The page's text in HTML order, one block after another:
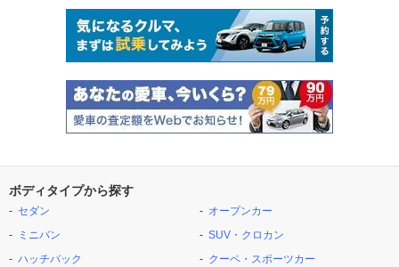
ボディタイプから探す
セダン
ミニバン
ハッチバック
オープンカー
SUV・クロカン
クーペ・スポーツカー